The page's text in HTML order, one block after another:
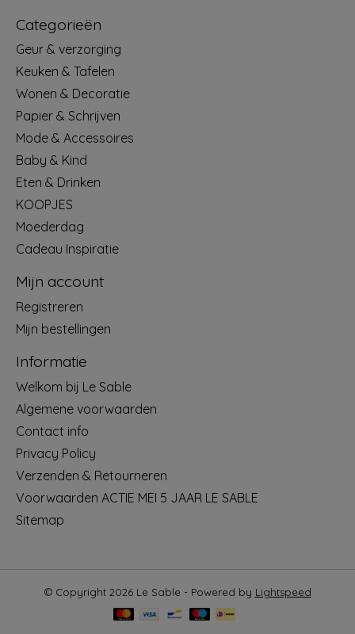
Categorieën
Geur & verzorging
Keuken & Tafelen
Wonen & Decoratie
Papier & Schrijven
Mode & Accessoires
Baby & Kind
Eten & Drinken
KOOPJES
Moederdag
Cadeau Inspiratie
Mijn account
Registreren
Mijn bestellingen
Informatie
Welkom bij Le Sable
Algemene voorwaarden
Contact info
Privacy Policy
Verzenden & Retourneren
Voorwaarden ACTIE MEI 5 JAAR LE SABLE
Sitemap
© Copyright 2026 Le Sable - Powered by Lightspeed